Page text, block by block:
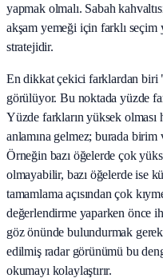
yapmak olmalı. Sabah
akşam yemeği için farklı seçim
stratejidir.
En dikkat çekici farklardan
görülüyor. Bu noktada yüzde
Yüzde farkların yüksek
anlamına gelmez; burada
Örneğin bazı öğelerde çok
olmayabilir, bazı öğelerde ise
tamamlama açısından çok
değerlendirme yaparken önce
göz önünde bulundurmak
edilmiş radar görünümü bu
okumayı kolaylaştırır.